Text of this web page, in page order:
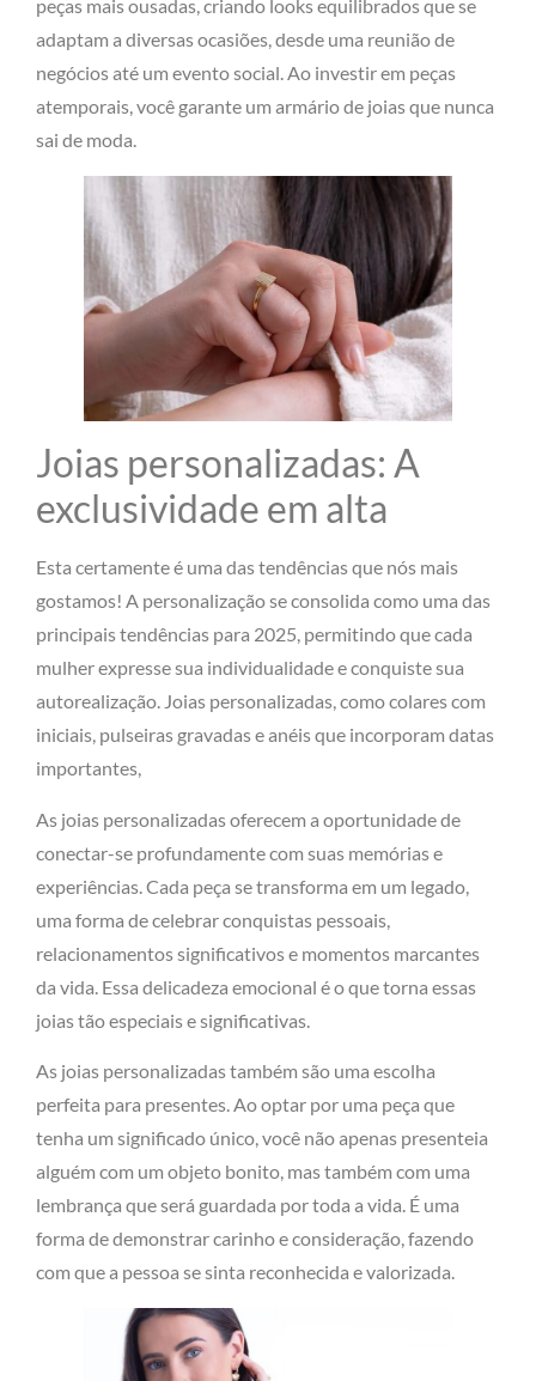
peças mais ousadas, criando looks equilibrados que se
adaptam a diversas ocasiões, desde uma reunião de
negócios até um evento social. Ao investir em peças
atemporais, você garante um armário de joias que nunca
sai de moda.
Joias personalizadas: A
exclusividade em alta
Esta certamente é uma das tendências que nós mais
gostamos! A personalização se consolida como uma das
principais tendências para 2025, permitindo que cada
mulher expresse sua individualidade e conquiste sua
autorealização. Joias personalizadas, como colares com
iniciais, pulseiras gravadas e anéis que incorporam datas
importantes,
As joias personalizadas oferecem a oportunidade de
conectar-se profundamente com suas memórias e
experiências. Cada peça se transforma em um legado,
uma forma de celebrar conquistas pessoais,
relacionamentos significativos e momentos marcantes
da vida. Essa delicadeza emocional é o que torna essas
joias tão especiais e significativas.
As joias personalizadas também são uma escolha
perfeita para presentes. Ao optar por uma peça que
tenha um significado único, você não apenas presenteia
alguém com um objeto bonito, mas também com uma
lembrança que será guardada por toda a vida. É uma
forma de demonstrar carinho e consideração, fazendo
com que a pessoa se sinta reconhecida e valorizada.